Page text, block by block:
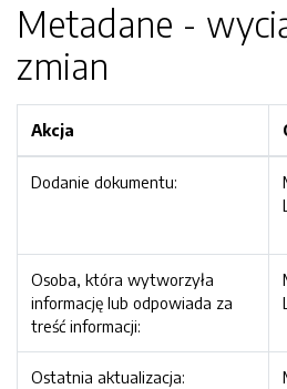
Metadane -
zmian
Akcja
Dodanie dokumentu:
Osoba, która wytworzyła
informację lub odpowiada za
treść informacji:
Ostatnia aktualizacja: